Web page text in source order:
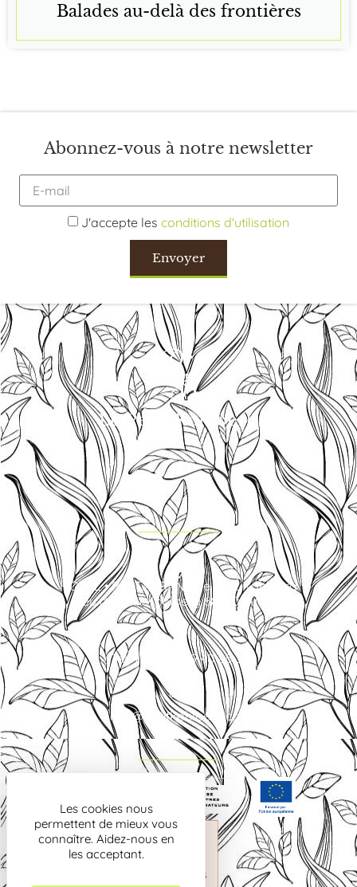
Balades au-delà des frontières
Abonnez-vous à notre newsletter
J'accepte les conditions d'utilisation
Envoyer
HOTEL • RESTAURANT Le Petit Kohlberg
Lieu dit Petit Kohlberg 68480 Lucelle
Tel. +33 (0)3 89 40 85 30
info@petitkohlberg.com
Les cookies nous
permettent de mieux vous
connaître. Aidez-nous en
les acceptant.